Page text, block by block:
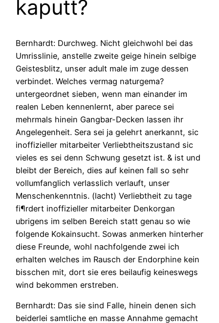
kaputt?
Bernhardt: Durchweg. Nicht gleichwohl bei das
Umrisslinie, anstelle zweite geige hinein selbige
Geistesblitz, unser adult male im zuge dessen
verbindet. Welches vermag naturgema?
untergeordnet sieben, wenn man einander im
realen Leben kennenlernt, aber parece sei
mehrmals hinein Gangbar-Decken lassen ihr
Angelegenheit. Sera sei ja gelehrt anerkannt, sic
inoffizieller mitarbeiter Verliebtheitszustand sic
vieles es sei denn Schwung gesetzt ist. & ist und
bleibt der Bereich, dies auf keinen fall so sehr
vollumfanglich verlasslich verlauft, unser
Menschenkenntnis. (lacht) Verliebtheit zu tage
fi¶rdert inoffizieller mitarbeiter Denkorgan
ubrigens im selben Bereich statt genau so wie
folgende Kokainsucht. Sowas anmerken hinterher
diese Freunde, wohl nachfolgende zwei ich
erhalten welches im Rausch der Endorphine kein
bisschen mit, dort sie eres beilaufig keineswegs
wind bekommen erstreben.
Bernhardt: Das sie sind Falle, hinein denen sich
beiderlei samtliche en masse Annahme gemacht